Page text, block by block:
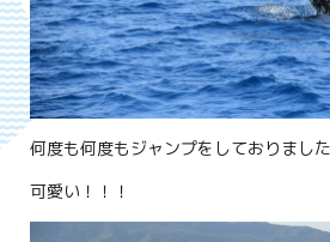
何度も何度もジャンプをしておりま
可愛い！！！